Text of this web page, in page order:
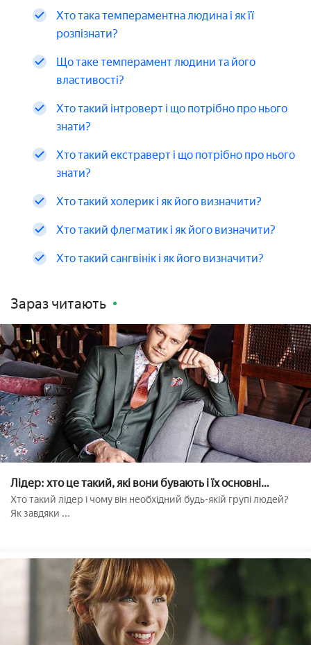
Хто така темпераментна людина і як її
розпізнати?
Що таке темперамент людини та його
властивості?
Хто такий інтроверт і що потрібно про нього
знати?
Хто такий екстраверт і що потрібно про нього
знати?
Хто такий холерик і як його визначити?
Хто такий флегматик і як його визначити?
Хто такий сангвінік і як його визначити?
Зараз читають
Лідер: хто це такий, які вони бувають і їх основні
ознаки??
Хто такий лідер і чому він необхідний будь-якій групі людей?
Як завдяки ...